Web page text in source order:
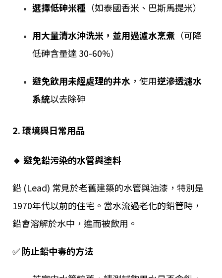
選擇低砷米種 （如泰國香米、巴斯馬提米）
用大量清水沖洗米，並用過濾水烹煮 （可降
低砷含量達 30-60%）
避免飲用未經處理的井水 ，使用逆滲透濾水
系統以去除砷
2. 環境與日常用品
🔸 避免鉛污染的水管與塗料
鉛 (Lead) 常見於老舊建築的水管與油漆，特別是
1970年代以前的住宅。當水流過老化的鉛管時，
鉛會溶解於水中，進而被飲用。
✅防止鉛中毒的方法